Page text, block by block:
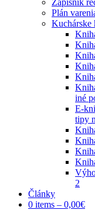
Zápisník
Plán
Kuchárske
iné
E-
tipy
2
Články
0 items – 0,00€